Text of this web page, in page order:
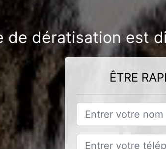
de dératisation est
ÊTRE